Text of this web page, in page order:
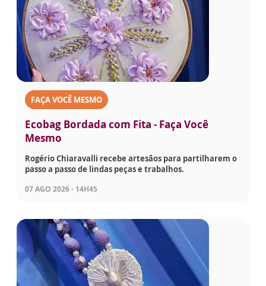
FAÇA VOCÊ MESMO
Ecobag Bordada com Fita - Faça Você
Mesmo
Rogério Chiaravalli recebe artesãos para partilharem o
passo a passo de lindas peças e trabalhos.
07 AGO 2026 - 14H45